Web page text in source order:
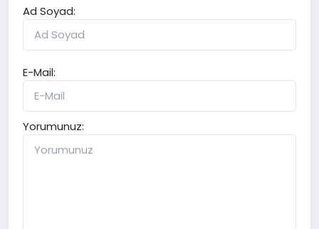
Ad Soyad:
E-Mail:
Yorumunuz: